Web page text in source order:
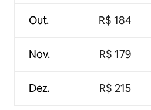
Out.
Nov.
Dez.
R$ 184
R$ 179
R$ 215